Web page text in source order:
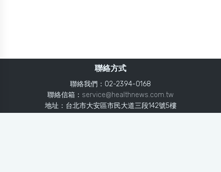
聯絡方式
聯絡我們：02-2394-0168
聯絡信箱： service@healthnews.com.tw
地址：台北市大安區市民大道三段142號5樓